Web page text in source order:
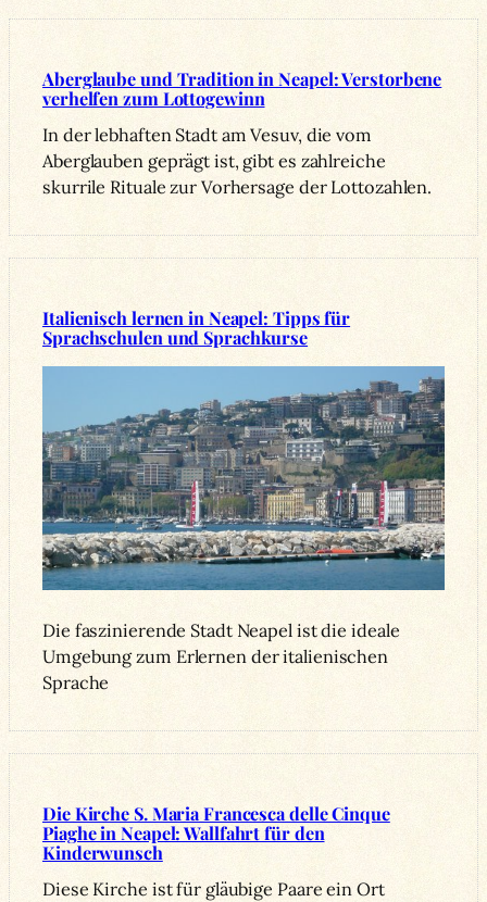
Aberglaube und Tradition in Neapel: Verstorbene
verhelfen zum Lottogewinn
In der lebhaften Stadt am Vesuv, die vom
Aberglauben geprägt ist, gibt es zahlreiche
skurrile Rituale zur Vorhersage der Lottozahlen.
Italienisch lernen in Neapel: Tipps für
Sprachschulen und Sprachkurse
Die faszinierende Stadt Neapel ist die ideale
Umgebung zum Erlernen der italienischen
Sprache
Die Kirche S. Maria Francesca delle Cinque
Piaghe in Neapel: Wallfahrt für den
Kinderwunsch
Diese Kirche ist für gläubige Paare ein Ort